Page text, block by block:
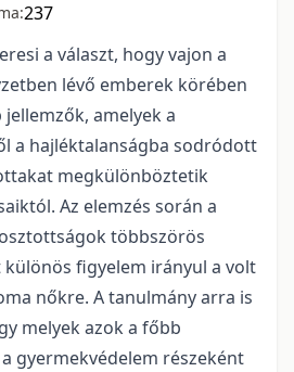
237
a választ, hogy vajon a
lévő emberek körében
amelyek a
a hajléktalanságba sodródott
megkülönböztetik
Az elemzés során a
többszörös
figyelem irányul a volt
nőkre. A tanulmány arra is
melyek azok a főbb
gyermekvédelem részeként